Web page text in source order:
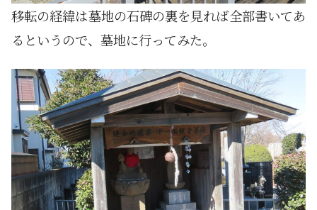
移転の経緯は墓地の石碑の裏を見れば全部書いてあ
るというので、墓地に行ってみた。